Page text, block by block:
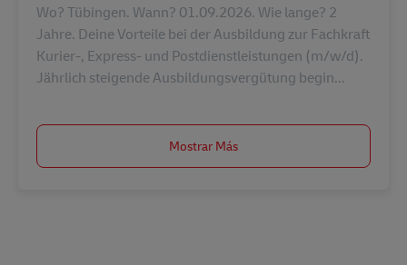
Wo? Tübingen. Wann? 01.09.2026. Wie lange? 2
Jahre. Deine Vorteile bei der Ausbildung zur Fachkraft
Kurier-, Express- und Postdienstleistungen (m/w/d).
Jährlich steigende Ausbildungsvergütung begin...
Mostrar Más